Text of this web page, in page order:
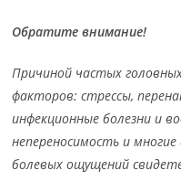
Обратите внимание!
Причиной частых
факторов: стрессы,
инфекционные болезни и
непереносимость и многие
болевых ощущений